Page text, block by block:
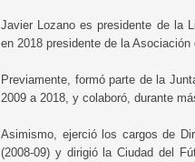
Javier Lozano es presidente de la
en 2018 presidente de la
Previamente, formó parte de la
2009 a 2018, y colaboró, durante
Asimismo, ejerció los cargos de
(2008-09) y dirigió la Ciudad del